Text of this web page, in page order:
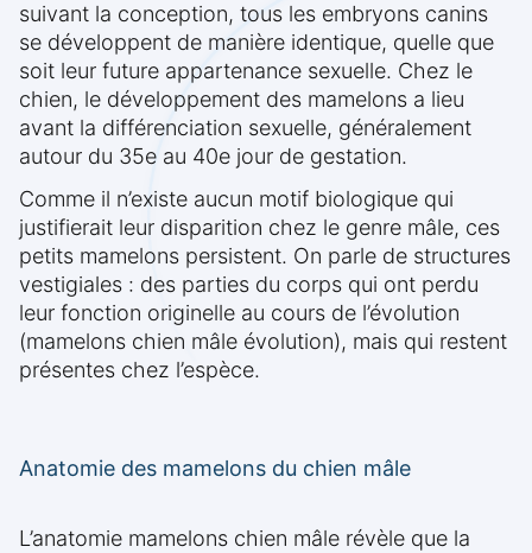
suivant la conception, tous les embryons canins
se développent de manière identique, quelle que
soit leur future appartenance sexuelle. Chez le
chien, le développement des mamelons a lieu
avant la différenciation sexuelle, généralement
autour du 35e au 40e jour de gestation.
Comme il n’existe aucun motif biologique qui
justifierait leur disparition chez le genre mâle, ces
petits mamelons persistent. On parle de structures
vestigiales : des parties du corps qui ont perdu
leur fonction originelle au cours de l’évolution
(mamelons chien mâle évolution), mais qui restent
présentes chez l’espèce.
Anatomie des mamelons du chien mâle
L’anatomie mamelons chien mâle révèle que la